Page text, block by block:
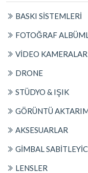
BASKI SİSTEMLERİ
FOTOĞRAF
VİDEO KAMERALAR
DRONE
STÜDYO & IŞIK
GÖRÜNTÜ
AKSESUARLAR
GİMBAL
LENSLER